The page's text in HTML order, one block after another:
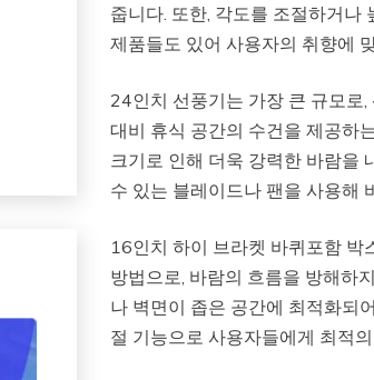
줍니다. 또한, 각도를 조절하거나
제품들도 있어 사용자의 취향에
24인치 선풍기는 가장 큰 규모로
대비 휴식 공간의 수건을 제공하
크기로 인해 더욱 강력한 바람을
수 있는 블레이드나 팬을 사용해
16인치 하이 브라켓 바퀴포함 박
방법으로, 바람의 흐름을 방해하
나 벽면이 좁은 공간에 최적화되
절 기능으로 사용자들에게 최적